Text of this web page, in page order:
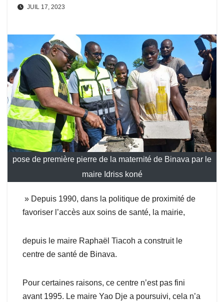
JUIL 17, 2023
pose de première pierre de la maternité de Binava par le
maire Idriss koné
» Depuis 1990, dans la politique de proximité de
favoriser l’accès aux soins de santé, la mairie,
depuis le maire Raphaël Tiacoh a construit le
centre de santé de Binava.
Pour certaines raisons, ce centre n’est pas fini
avant 1995. Le maire Yao Dje a poursuivi, cela n’a